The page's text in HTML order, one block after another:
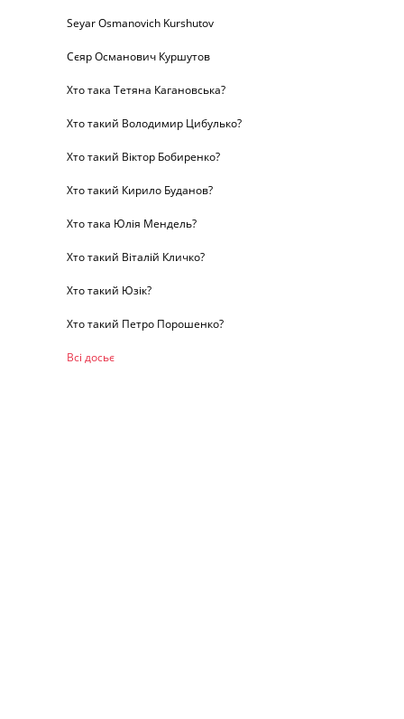
Seyar Osmanovich Kurshutov
Сєяр Османович Куршутов
Хто така Тетяна Кагановська?
Хто такий Володимир Цибулько?
Хто такий Віктор Бобиренко?
Хто такий Кирило Буданов?
Хто така Юлія Мендель?
Хто такий Віталій Кличко?
Хто такий Юзік?
Хто такий Петро Порошенко?
Всі досьє